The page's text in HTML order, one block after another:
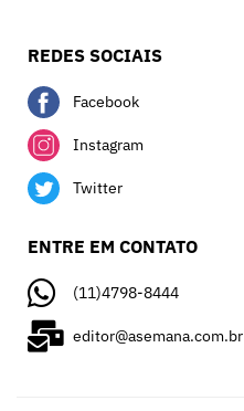
REDES SOCIAIS
Facebook
Instagram
Twitter
ENTRE EM CONTATO
(11)4798-8444
editor@asemana.com.br